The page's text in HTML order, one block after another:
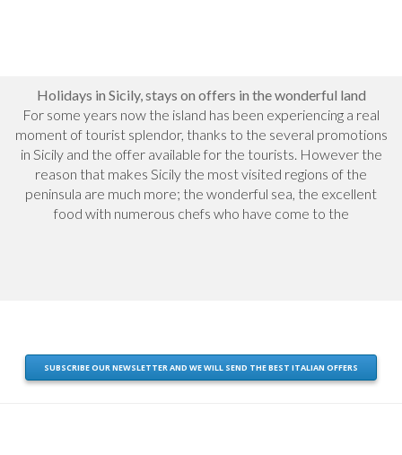
Soggiorno Marzamemi Casa con
piscina in residence
Siracusa
from€ 190.00
Vacanze a Giardini Naxos con
terrazza vista mare
Messina
from€ 90.00
Hotel Agrigento con centro
Holidays in Sicily, stays on offers in the wonderful land
For some years now the island has been experiencing a real
moment of tourist splendor, thanks to the several promotions
in Sicily and the offer available for the tourists. However the
reason that makes Sicily the most visited regions of the
peninsula are much more; the wonderful sea, the excellent
food with numerous chefs who have come to the
SUBSCRIBE OUR NEWSLETTER AND WE WILL SEND THE BEST ITALIAN OFFERS